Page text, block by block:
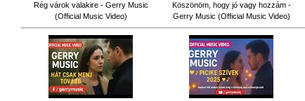
Rég várok valakire - Gerry Music
(Official Music Video)
Köszönöm, hogy jó vagy hozzám -
Gerry Music (Official Music Video)